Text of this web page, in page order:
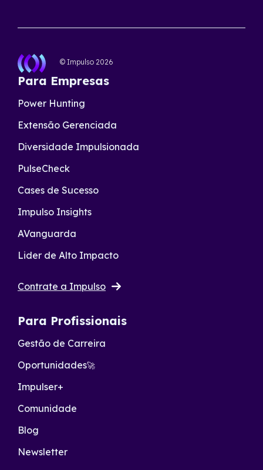
© Impulso 2026
Para Empresas
Power Hunting
Extensão Gerenciada
Diversidade Impulsionada
PulseCheck
Cases de Sucesso
Impulso Insights
AVanguarda
Lider de Alto Impacto
Contrate a Impulso
Para Profissionais
Gestão de Carreira
Oportunidades🚀
Impulser+
Comunidade
Blog
Newsletter